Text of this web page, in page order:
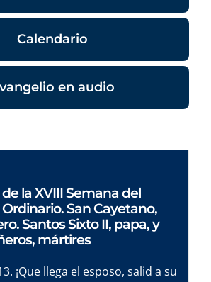
Calendario
en audio
la XVIII Semana del
San Cayetano,
Santos Sixto II, papa, y
mártires
¡Que llega el esposo, salid a su